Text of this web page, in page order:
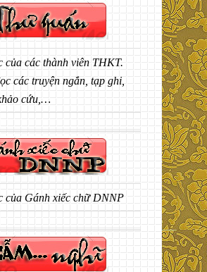
của các thành viên THKT.
các truyện ngắn, tạp ghi,
cứu,…
của Gánh xiếc chữ DNNP